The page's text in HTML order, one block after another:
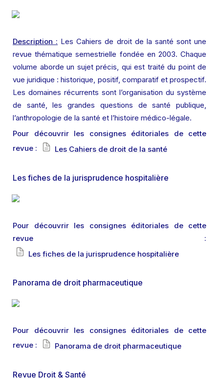
Description : Les Cahiers de droit de la santé sont une
revue thématique semestrielle fondée en 2003. Chaque
volume aborde un sujet précis, qui est traité du point de
vue juridique : historique, positif, comparatif et prospectif.
Les domaines récurrents sont l’organisation du système
de santé, les grandes questions de santé publique,
l’anthropologie de la santé et l’histoire médico-légale.
Pour découvrir les consignes éditoriales de cette
revue :
Les Cahiers de droit de la santé
Les fiches de la jurisprudence hospitalière
Pour découvrir les consignes éditoriales de cette
revue :
Les fiches de la jurisprudence hospitalière
Panorama de droit pharmaceutique
Pour découvrir les consignes éditoriales de cette
revue :
Panorama de droit pharmaceutique
Revue Droit & Santé